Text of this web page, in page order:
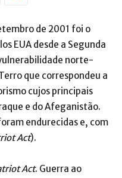
de 2001 foi o
EUA desde a Segunda
norte-
que correspondeu a
cujos principais
e do Afeganistão.
endurecidas e, com
Act).
Act. Guerra ao